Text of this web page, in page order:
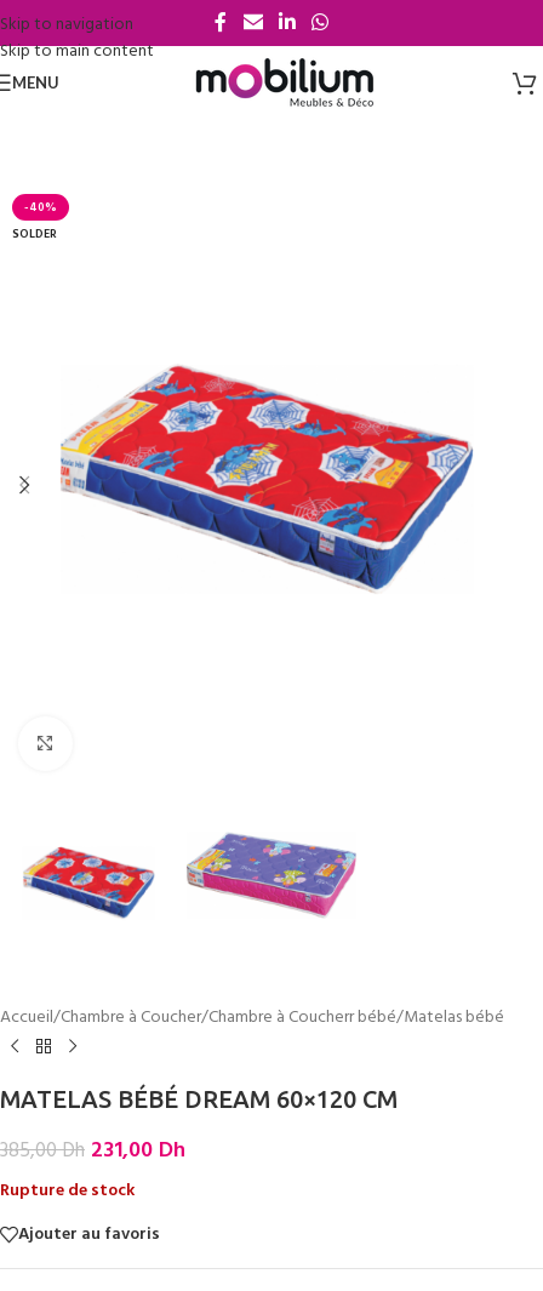
Skip to navigation
Skip to main content
MENU
-40%
SOLDER
Accueil/Chambre à Coucher/Chambre à Coucherr bébé/Matelas bébé
MATELAS BÉBÉ DREAM 60×120 CM
385,00Dh 231,00 Dh
Rupture de stock
Ajouter au favoris